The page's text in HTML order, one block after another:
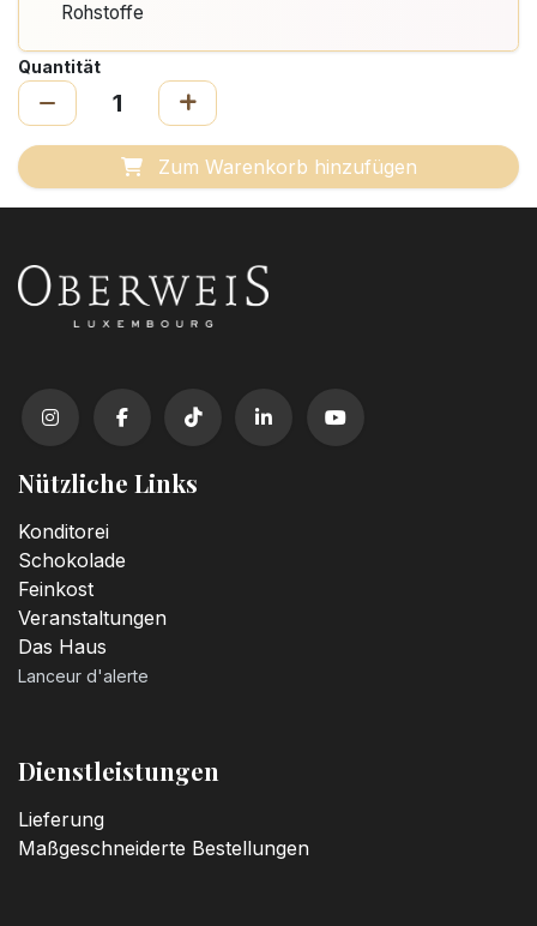
Rohstoffe
Quantität
Zum Warenkorb hinzufügen
Nützliche Links
Konditorei
Schokolade
Feinkost
Veranstaltungen
Das Haus
Lanceur d'alerte
Dienstleistungen
Lieferung
Maßgeschneiderte Bestellungen